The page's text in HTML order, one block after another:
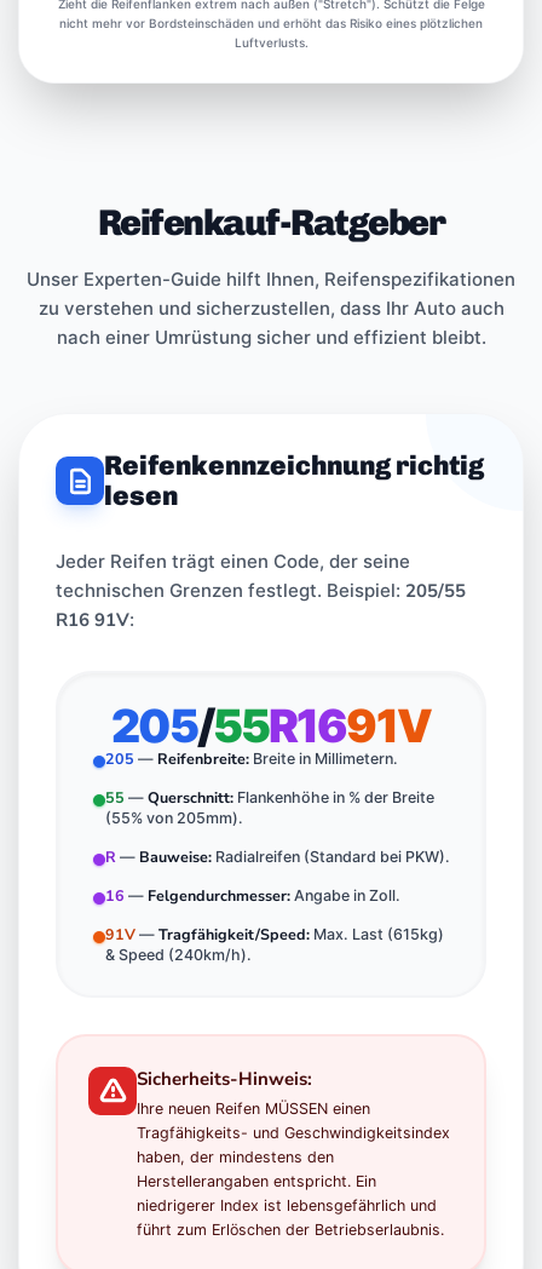
Zieht die Reifenflanken extrem nach außen ("Stretch"). Schützt die Felge
nicht mehr vor Bordsteinschäden und erhöht das Risiko eines plötzlichen
Luftverlusts.
Reifenkauf-Ratgeber
Unser Experten-Guide hilft Ihnen, Reifenspezifikationen
zu verstehen und sicherzustellen, dass Ihr Auto auch
nach einer Umrüstung sicher und effizient bleibt.
Reifenkennzeichnung richtig
lesen
Jeder Reifen trägt einen Code, der seine
technischen Grenzen festlegt. Beispiel: 205/55
R16 91V:
205/55R1691V
205 — Reifenbreite: Breite in Millimetern.
55 — Querschnitt: Flankenhöhe in % der Breite
(55% von 205mm).
R — Bauweise: Radialreifen (Standard bei PKW).
16 — Felgendurchmesser: Angabe in Zoll.
91V — Tragfähigkeit/Speed: Max. Last (615kg)
& Speed (240km/h).
Sicherheits-Hinweis:
Ihre neuen Reifen MÜSSEN einen
Tragfähigkeits- und Geschwindigkeitsindex
haben, der mindestens den
Herstellerangaben entspricht. Ein
niedrigerer Index ist lebensgefährlich und
führt zum Erlöschen der Betriebserlaubnis.